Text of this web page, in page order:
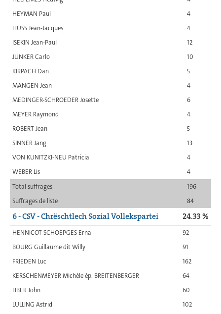
HEYMAN Paul
4
HUSS Jean-Jacques
4
ISEKIN Jean-Paul
12
JUNKER Carlo
10
KIRPACH Dan
5
MANGEN Jean
4
MEDINGER-SCHROEDER Josette
6
MEYER Raymond
4
ROBERT Jean
5
SINNER Jang
13
VON KUNITZKI-NEU Patricia
4
WEBER Lis
4
Total suffrages
196
Suffrages de liste
84
6 - CSV - Chrëschtlech Sozial Vollekspartei 24.33 %
HENNICOT-SCHOEPGES Erna
92
BOURG Guillaume dit Willy
91
FRIEDEN Luc
162
KERSCHENMEYER Michèle ép. BREITENBERGER
64
LIBER John
60
LULLING Astrid
102